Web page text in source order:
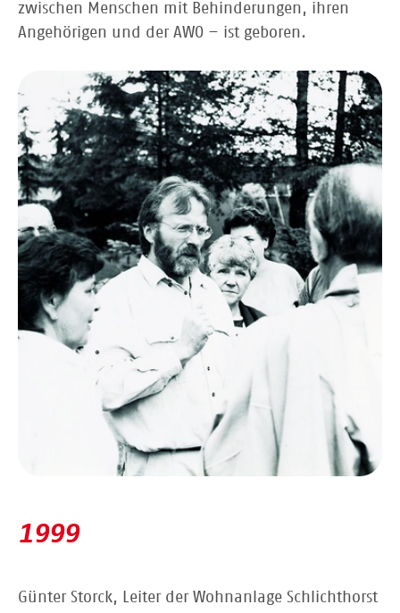
zwischen Menschen mit Behinderungen, ihren
Angehörigen und der AWO – ist geboren.
1999
Günter Storck, Leiter der Wohnanlage Schlichthorst